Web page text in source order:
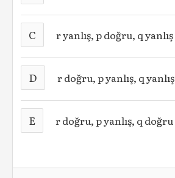
C r yanlış, p doğru, q yanlış
D r doğru, p yanlış, q yanlış
E r doğru, p yanlış, q doğru